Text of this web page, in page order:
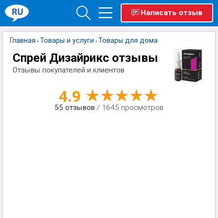
Написать отзыв
Главная › Товары и услуги › Товары для дома
Спрей Дизайрикс отзывы
Отзывы покупателей и клиентов
4.9
55 отзывов / 1645 просмотров